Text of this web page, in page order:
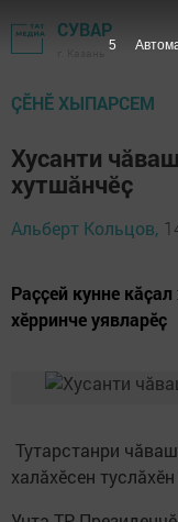
СУВАР
ÇӖНӖ ХЫПАРСЕМ
Хусанти
хутшӑнчӗҫ
Альберт Кольцов,
Раҫҫей кунне
хӗрринче уявларӗҫ
Тутарстанри
халӑхӗсен
4